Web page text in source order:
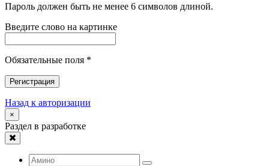
Пароль должен быть не менее 6 символов длиной.
Введите слово на картинке
Обязательные поля *
Регистрация
Назад к авторизации
×
Раздел в разработке